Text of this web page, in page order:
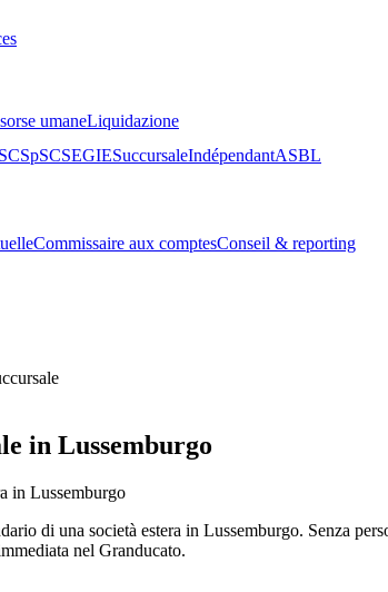
umaneLiquidazione
SCSpSCSEGIESuccursaleIndépendantASBL
Commissaire aux comptesConseil & reporting
in Lussemburgo
in Lussemburgo
di una società estera in Lussemburgo. Senza
nel Granducato.